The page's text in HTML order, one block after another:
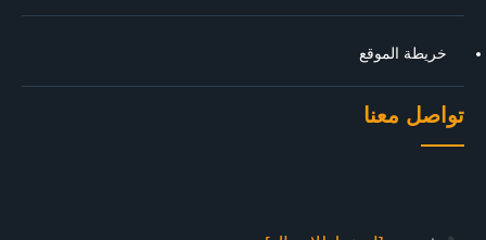
خريطة الموقع
تواصل معنا